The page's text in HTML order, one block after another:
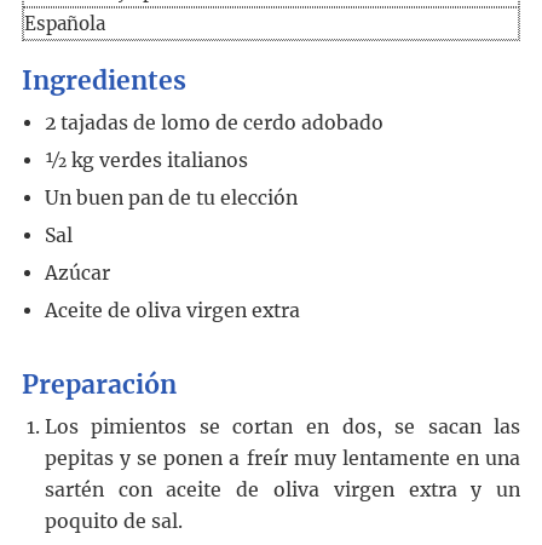
Española
Ingredientes
2 tajadas de lomo de cerdo adobado
½ kg verdes italianos
Un buen pan de tu elección
Sal
Azúcar
Aceite de oliva virgen extra
Preparación
Los pimientos se cortan en dos, se sacan las
pepitas y se ponen a freír muy lentamente en una
sartén con aceite de oliva virgen extra y un
poquito de sal.